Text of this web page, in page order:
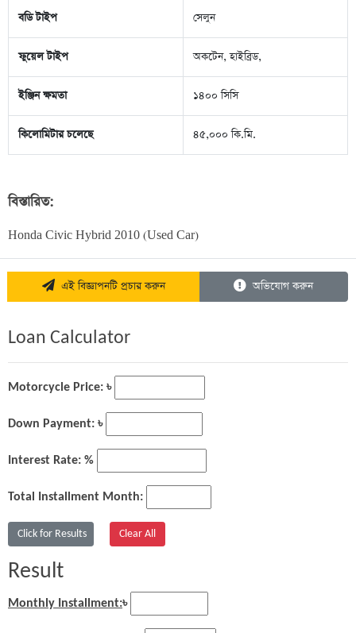
বডি টাইপ সেলুন
ফুয়েল টাইপ অকটেন, হাইব্রিড,
ইঞ্জিন ক্ষমতা ১৪০০ সিসি
কিলোমিটার চলেছে ৪৫,০০০ কি.মি.
বিস্তারিত:
Honda Civic Hybrid 2010 (Used Car)
এই বিজ্ঞাপনটি প্রচার করুন অভিযোগ করুন
Loan Calculator
Motorcycle Price: ৳
Down Payment: ৳
Interest Rate: %
Total Installment Month:
Result
Monthly Installment:৳